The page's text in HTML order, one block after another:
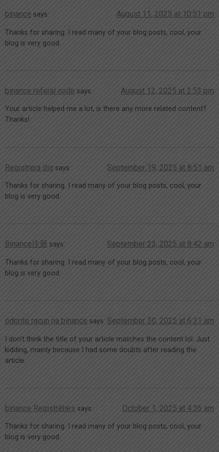
binance says: August 11, 2025 at 10:51 pm
Thanks for sharing. I read many of your blog posts, cool, your
blog is very good.
binance referal code says: August 12, 2025 at 2:53 pm
Your article helped me a lot, is there any more related content?
Thanks!
Registrera dig says: September 19, 2025 at 8:51 am
Thanks for sharing. I read many of your blog posts, cool, your
blog is very good.
Binance注册 says: September 23, 2025 at 8:42 am
Thanks for sharing. I read many of your blog posts, cool, your
blog is very good.
odprite racun na binance says: September 30, 2025 at 6:31 am
I don’t think the title of your article matches the content lol. Just
kidding, mainly because I had some doubts after reading the
article.
binance Registrēties says: October 1, 2025 at 4:36 am
Thanks for sharing. I read many of your blog posts, cool, your
blog is very good.